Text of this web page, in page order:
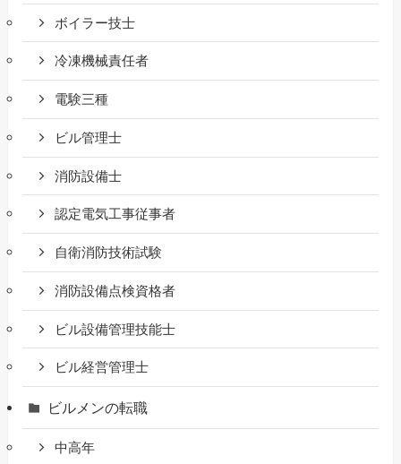
ボイラー技士
冷凍機械責任者
電験三種
ビル管理士
消防設備士
認定電気工事従事者
自衛消防技術試験
消防設備点検資格者
ビル設備管理技能士
ビル経営管理士
ビルメンの転職
中高年